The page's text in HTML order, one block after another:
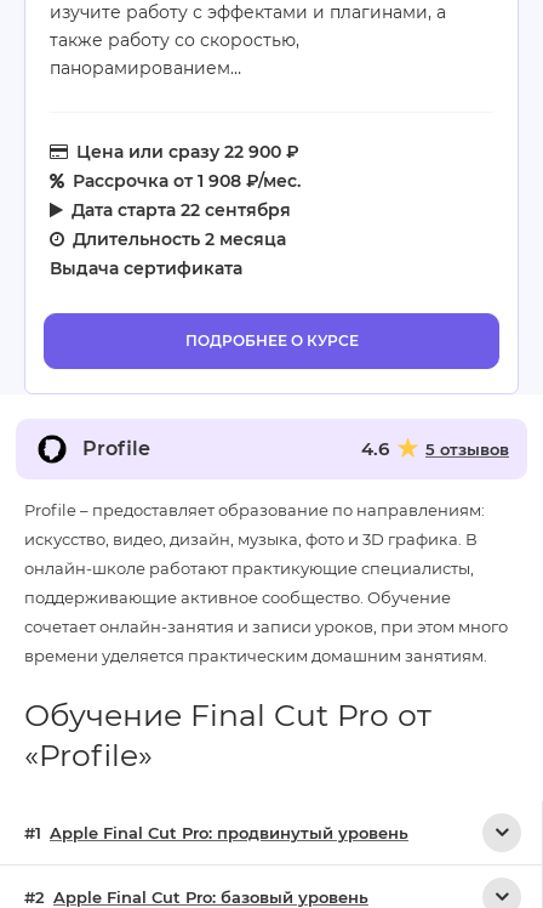
изучите работу с эффектами и плагинами, а
также работу со скоростью,
панорамированием…
Цена или сразу 22 900 ₽
Рассрочка от 1 908 ₽/мес.
Дата старта 22 сентября
Длительность 2 месяца
Выдача сертификата
ПОДРОБНЕЕ О КУРСЕ
Profile 4.6 5 отзывов
Profile – предоставляет образование по направлениям:
искусство, видео, дизайн, музыка, фото и 3D графика. В
онлайн-школе работают практикующие специалисты,
поддерживающие активное сообщество. Обучение
сочетает онлайн-занятия и записи уроков, при этом много
времени уделяется практическим домашним занятиям.
Обучение Final Cut Pro от
«Profile»
Apple Final Cut Pro: продвинутый уровень
Apple Final Cut Pro: базовый уровень